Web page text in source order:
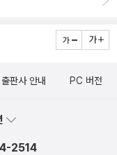
출판사 안내 PC 버전
2514